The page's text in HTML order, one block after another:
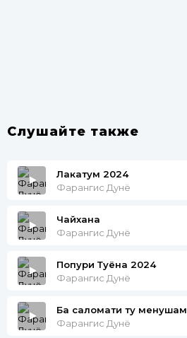
Слушайте также
Лакатум 2024
Фарангис Дунё
Чайхана
Фарангис Дунё
Попури Туёна 2024
Фарангис Дунё
Ба саломати ту менушам
Фарангис Дунё